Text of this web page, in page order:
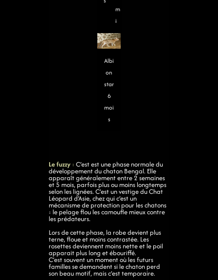
m
i
Albi
on
star
6
moi
s
Le fuzzy : C’est est une phase normale du
développement du chaton Bengal. Elle
apparaît généralement entre 2 semaines
et 5 mois, parfois plus ou moins longtemps
selon les lignées. C’est un vestige du Chat
Léopard d’Asie, chez qui c’est un
mécanisme de protection pour les chatons
: le pelage flou les camoufle mieux contre
les prédateurs.
Lors de cette phase, la robe devient plus
terne, floue et moins contrastée. Les
rosettes deviennent moins nette et le poil
apparait plus long et ébouriffé.
C’est souvent un moment où les futurs
familles se demandent si le chaton perd
son beau motif, mais c’est temporaire.